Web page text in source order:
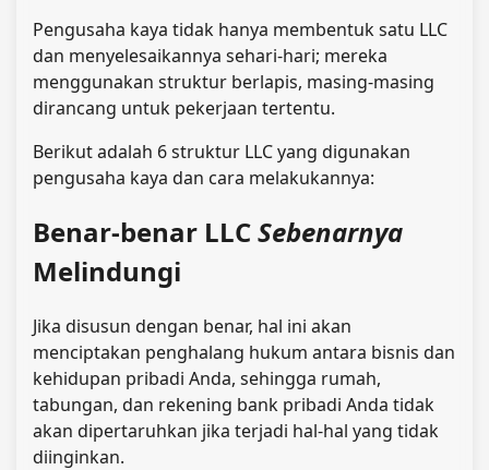
Pengusaha kaya tidak hanya membentuk satu LLC
dan menyelesaikannya sehari-hari; mereka
menggunakan struktur berlapis, masing-masing
dirancang untuk pekerjaan tertentu.
Berikut adalah 6 struktur LLC yang digunakan
pengusaha kaya dan cara melakukannya:
Benar-benar LLCSebenarnya
Melindungi
Jika disusun dengan benar, hal ini akan
menciptakan penghalang hukum antara bisnis dan
kehidupan pribadi Anda, sehingga rumah,
tabungan, dan rekening bank pribadi Anda tidak
akan dipertaruhkan jika terjadi hal-hal yang tidak
diinginkan.